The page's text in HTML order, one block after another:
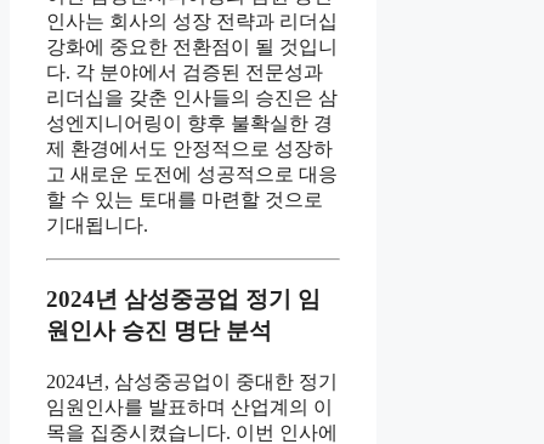
인사는 회사의 성장 전략과 리더십
강화에 중요한 전환점이 될 것입니
다. 각 분야에서 검증된 전문성과
리더십을 갖춘 인사들의 승진은 삼
성엔지니어링이 향후 불확실한 경
제 환경에서도 안정적으로 성장하
고 새로운 도전에 성공적으로 대응
할 수 있는 토대를 마련할 것으로
기대됩니다.
2024년 삼성중공업 정기 임
원인사 승진 명단 분석
2024년, 삼성중공업이 중대한 정기
임원인사를 발표하며 산업계의 이
목을 집중시켰습니다. 이번 인사에